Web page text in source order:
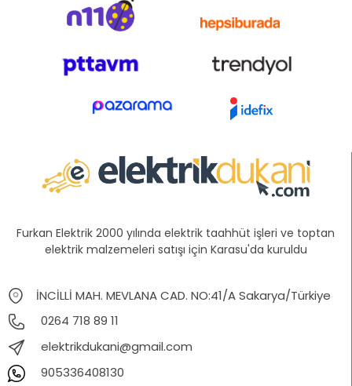
Furkan Elektrik 2000 yılında elektrik taahhüt işleri ve toptan
elektrik malzemeleri satışı için Karasu'da kuruldu
İNCİLLİ MAH. MEVLANA CAD. NO:41/A Sakarya/Türkiye
0264 718 89 11
elektrikdukani@gmail.com
905336408130